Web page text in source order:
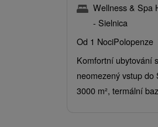
Wellness & Spa
- Sielnica
Od 1 NociPolopenze
Komfortní ubytování
neomezený vstup
3000 m², termální